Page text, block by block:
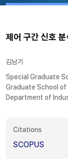
제어 구간 신호
김남기
Special Graduate
Graduate School
Department of
Citations
SCOPUS